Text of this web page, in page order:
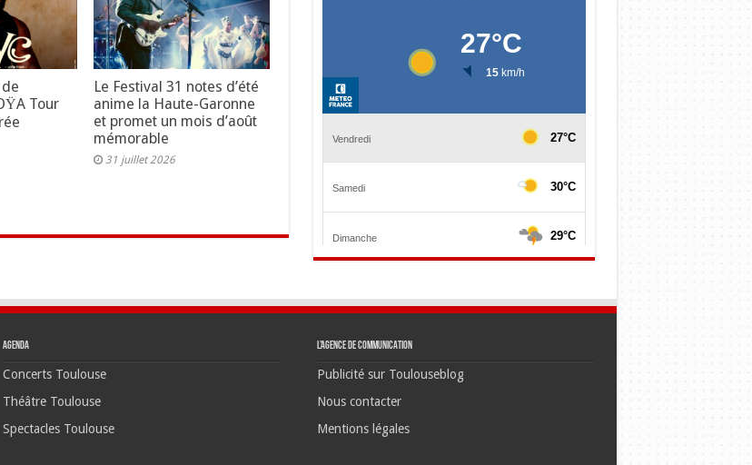
Tour
Le Festival 31 notes d’été
anime la Haute-Garonne
et promet un mois d’août
mémorable
31 juillet 2026
Agenda
Concerts Toulouse
Théâtre Toulouse
Spectacles Toulouse
L’agence de communication
Publicité sur Toulouseblog
Nous contacter
Mentions légales